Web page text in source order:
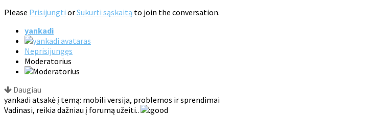
Please Prisijungti orSukurti sąskaitą to join the conversation.
yankadi
Neprisijungęs
Moderatorius
Daugiau
yankadi atsakė į temą: mobili versija, problemos ir sprendimai
Vadinasi, reikia dažniau į forumą užeiti..